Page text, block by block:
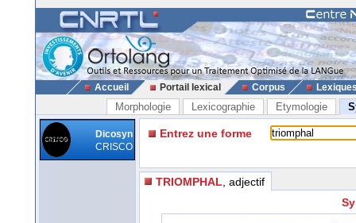
Accueil Portail lexical Corpus
Morphologie Lexicographie Etymologie
Dicosyn
CRISCO
Entrez une forme
TRIOMPHAL , adjectif